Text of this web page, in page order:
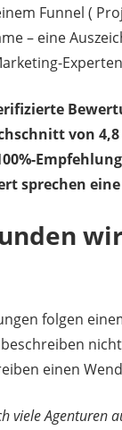
Funnel (
– eine
von 4,8
sprechen
folgen
einen
viele Agenturen